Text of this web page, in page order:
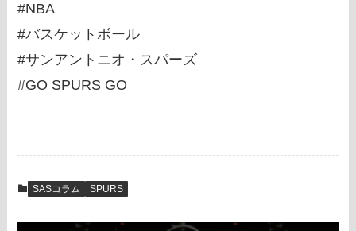
#NBA
#バスケットボール
#サンアントニオ・スパーズ
#GO SPURS GO
SASコラム SPURS